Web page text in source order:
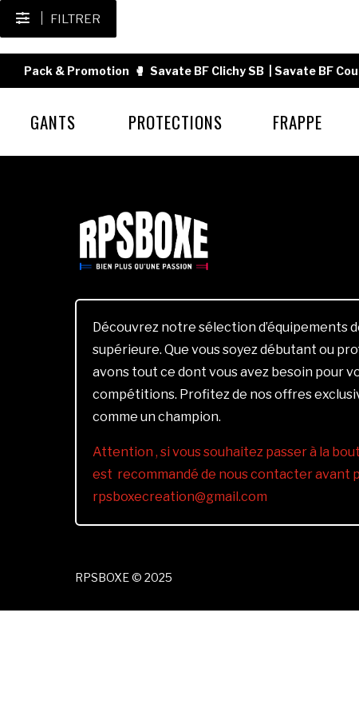
FILTRER
Pack & Promotion 🥊 Savate BF Clichy SB Savate BF
GANTS PROTECTIONS FRAPPE
Découvrez notre sélection d’équipements
supérieure. Que vous soyez débutant ou
avons tout ce dont vous avez besoin pour
compétitions. Profitez de nos offres
comme un champion.
Attention , si vous souhaitez passer à la
est recommandé de nous contacter avant
rpsboxecreation@gmail.com
RPSBOXE © 2025